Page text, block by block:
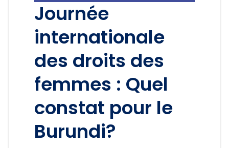
Journée
internationale
des droits des
femmes : Quel
constat pour le
Burundi?